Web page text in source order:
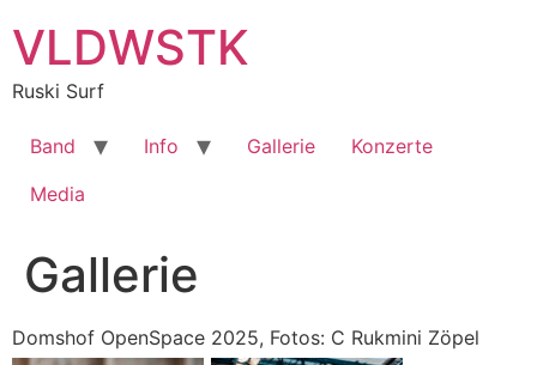
Inhalt
springen
VLDWSTK
Ruski Surf
Band Info Gallerie
Konzerte
Media
Gallerie
Domshof OpenSpace 2025, Fotos: C Rukmini Zöpel